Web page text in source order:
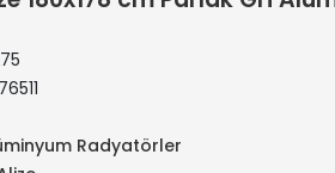
Radyatörler